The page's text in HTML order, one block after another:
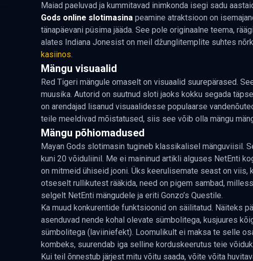
Maiad paeluvad ja kummitavad inimkonda isegi sadu
Gods online slotimasina peamine atraktsioon on
tänapäevani püsima jääda. See pole originaalne teema,
alates Indiana Jonesist on meil džunglitemplite suhtes
kasiinos.
Mängu visuaalid
Red Tigeri mängule omaselt on visuaalid suurepärased.
muusika. Autorid on suutnud sloti jaoks kokku segada
on arendajad lisanud visuaalidesse populaarse
teile meeldivad mõistatused, siis see võib olla mängu
Mängu põhiomadused
Mayan Gods slotimasin tugineb klassikalisel mänguviisil.
kuni 20 võiduliinil. Me ei maininud artikli alguses NetEnti
on mitmeid ühiseid jooni. Üks keerulisemate seast on
otseselt rullikutest rääkida, need on pigem sambad,
selgelt NetEnti mängudele ja eriti Gonzo’s Questile.
Ka muud konkurentide funktsioonid on säilitatud. Näiteks
asenduvad nende kohal olevate sümbolitega, kusjuures
sümbolitega (laviiniefekt). Loomulikult ei maksa te selle
kombeks, suurendab iga selline korduskeerutus teie
Kui teil õnnestub järjest mitu võitu saada, võite võita